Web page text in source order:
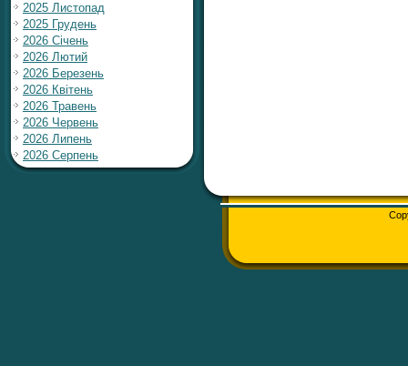
2025 Листопад
2025 Грудень
2026 Січень
2026 Лютий
2026 Березень
2026 Квітень
2026 Травень
2026 Червень
2026 Липень
2026 Серпень